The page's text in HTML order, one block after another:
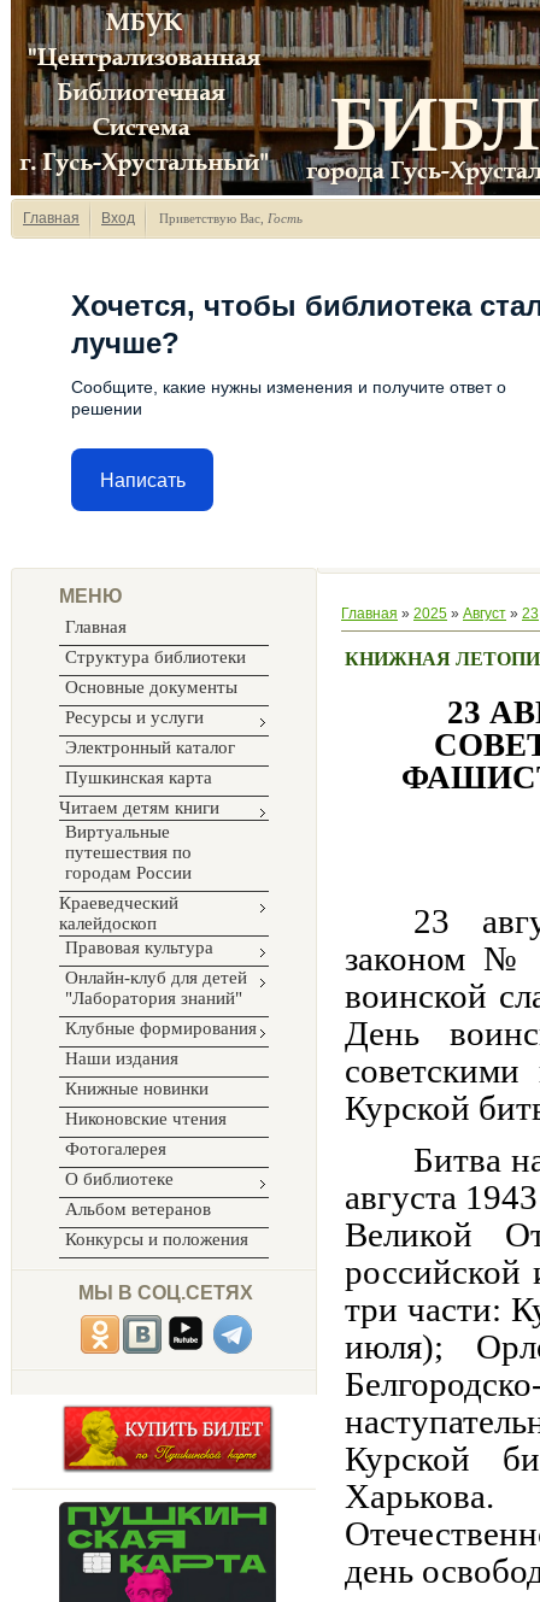
Главная Вход Приветствую Вас Гость
Хочется, чтобы библиотека
лучше?
Сообщите, какие нужны изменения и получите ответ о
решении
Написать
МЕНЮ
Главная
Структура библиотеки
Основные документы
Ресурсы и услуги
Электронный каталог
Пушкинская карта
Читаем детям книги
Виртуальные
путешествия по
городам России
Краеведческий
калейдоскоп
Правовая культура
Онлайн-клуб для детей
"Лаборатория знаний"
Клубные формирования
Наши издания
Книжные новинки
Никоновские чтения
Фотогалерея
О библиотеке
Альбом ветеранов
Конкурсы и положения
МЫ В СОЦ.СЕТЯХ
Главная » 2025 » Август » 23
КНИЖНАЯ
23
23
законом №
воинской
День
Курской
Битва
августа
Великой
российской
три части:
июля);
Курской
день